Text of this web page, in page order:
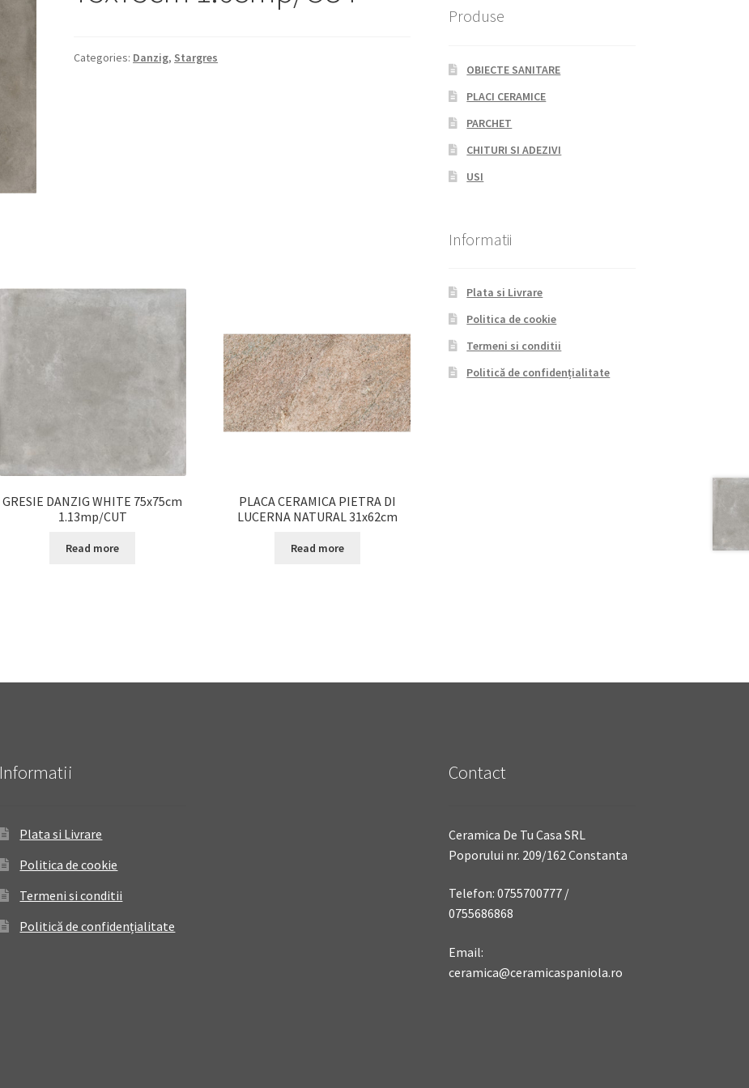
Categories: Danzig, Stargres
GRESIE DANZIG WHITE 75x75cm
1.13mp/CUT
Read more
PLACA CERAMICA PIETRA DI
LUCERNA NATURAL 31x62cm
Read more
Produse
OBIECTE SANITARE
PLACI CERAMICE
PARCHET
CHITURI SI ADEZIVI
USI
Informatii
Plata si Livrare
Politica de cookie
Termeni si conditii
Politică de confidențialitate
Informatii
Plata si Livrare
Politica de cookie
Termeni si conditii
Politică de confidențialitate
Contact
Ceramica De Tu Casa SRL
Poporului nr. 209/162 Constanta
Telefon: 0755700777 /
0755686868
Email:
ceramica@ceramicaspaniola.ro